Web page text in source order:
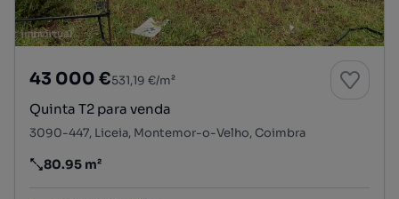
43 000 €531,19 €/m²
Quinta T2 para venda
3090-447, Liceia, Montemor-o-Velho, Coimbra
Preço por metro quadrado
80.95 m²